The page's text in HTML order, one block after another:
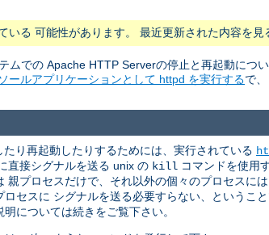
いる 可能性があります。 最近更新された内容を見
ムでの Apache HTTP Serverの停止と再起動につ
ールアプリケーションとして httpd を実行するで
り再起動したりするためには、実行されている
直接シグナルを送る unix の kill コマンドを使用
親プロセスだけで、それ以外の個々のプロセスに
セスに シグナルを送る必要すらない、というこ
については続きをご覧下さい。